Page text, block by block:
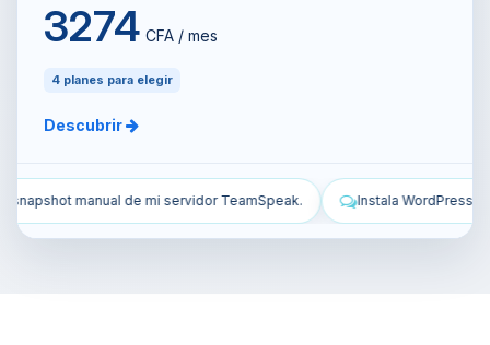
3274 CFA / mes
4 planes para elegir
Descubrir
Instala WordPress en mi VPS y configúralo. Protege mi